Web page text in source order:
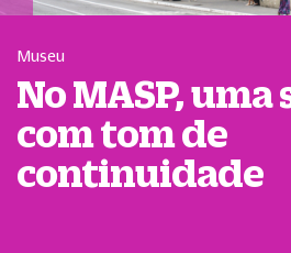
Museu
No MASP, uma
com tom de
continuidade